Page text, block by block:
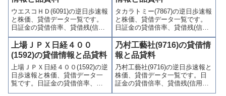
連情報を集計し、図解でわかり
やすくまとめて掲載していま
す。
連情報を集計し、図解でわかり
やすくまとめて掲載していま
す。
ウエスコＨＤ(6091)の逆日歩速報
と株価、貸借データ一覧です。
日証金の貸借倍率、貸借残(信用
買残、信用売残)、品貸料(逆日
歩)、東証の週末残高、規制(注意
喚起・申込停止)など、空売り関
連情報を集計し、図解でわかり
やすくまとめて掲載していま
す。
タカラトミー(7867)の逆日歩速報
と株価、貸借データ一覧です。
日証金の貸借倍率、貸借残(信用
買残、信用売残)、品貸料(逆日
歩)、東証の週末残高、規制(注意
喚起・申込停止)など、空売り関
連情報を集計し、図解でわかり
やすくまとめて掲載していま
す。
上場ＪＰＸ日経４００
(1592)の貸借情報と品貸料
上場ＪＰＸ日経４００(1592)の逆
日歩速報と株価、貸借データ一
覧です。日証金の貸借倍率、貸
借残(信用買残、信用売残)、品貸
乃村工藝社(9716)の貸借情
報と品貸料
乃村工藝社(9716)の逆日歩速報と
株価、貸借データ一覧です。日
証金の貸借倍率、貸借残(信用買
残、信用売残)、品貸料(逆日